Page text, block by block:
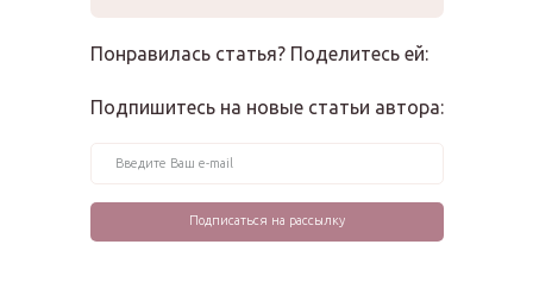
Понравилась статья? Поделитесь ей:
Подпишитесь на новые статьи автора: